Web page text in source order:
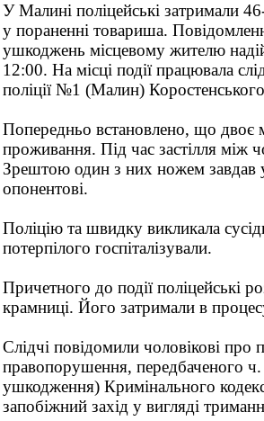
У Малині поліцейські затримали
у пораненні товариша.
ушкоджень місцевому жителю
12:00. На місці події працювала
поліції №1 (Малин)
Попередньо встановлено, що двоє
проживання. Під час застілля між
Зрештою один з них ножем завдав
опонентові.
Поліцію та швидку викликала
потерпілого госпіталізували.
Причетного до події поліцейські
крамниці. Його затримали в
Слідчі повідомили чоловікові про
правопорушення, передбаченого
ушкодження) Кримінального
запобіжний захід у вигляді